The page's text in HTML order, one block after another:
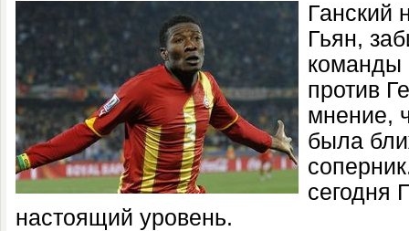
Ганский
Гьян,
команды
против
мнение,
была
сегодня
настоящий уровень.